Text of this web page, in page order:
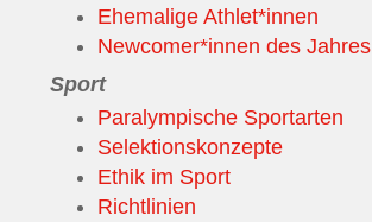
Ehemalige Athlet*innen
Newcomer*innen des Jahres
Sport
Paralympische Sportarten
Selektionskonzepte
Ethik im Sport
Richtlinien